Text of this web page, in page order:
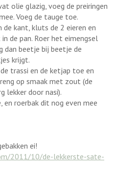
olie glazig, voeg de preiringen
Voeg de tauge toe.
kant, kluts de 2 eieren en
de pan. Roer het eimengsel
beetje bij beetje de
krijgt.
trassi en de ketjap toe en
op smaak met zout (de
lekker door nasi).
roerbak dit nog even mee
ei!
2011/10/de-lekkerste-sate-